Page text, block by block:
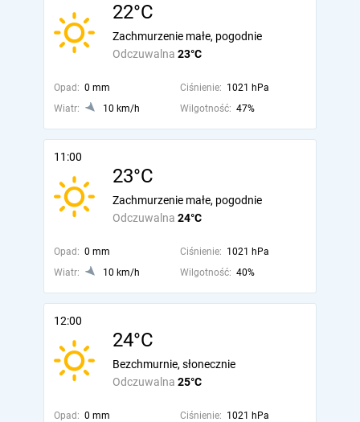
22°C
Odczuwalna 23°C
Zachmurzenie małe, pogodnie
Opad: 0 mm Ciśnienie: 1021 hPa
Wiatr:
10 km/h Wilgotność: 47%
11:00
23°C
Odczuwalna 24°C
Zachmurzenie małe, pogodnie
Opad: 0 mm Ciśnienie: 1021 hPa
Wiatr:
10 km/h Wilgotność: 40%
12:00
24°C
Odczuwalna 25°C
Bezchmurnie, słonecznie
Opad: 0 mm Ciśnienie: 1021 hPa